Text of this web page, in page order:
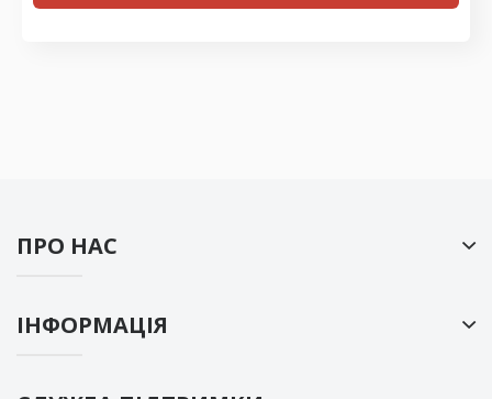
ПРО НАС
ІНФОРМАЦІЯ